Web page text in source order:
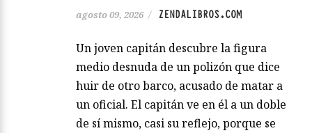
agosto 09, 2026 / ZENDALIBROS.COM
Un joven capitán descubre la figura
medio desnuda de un polizón que dice
huir de otro barco, acusado de matar a
un oficial. El capitán ve en él a un doble
de sí mismo, casi su reflejo, porque se